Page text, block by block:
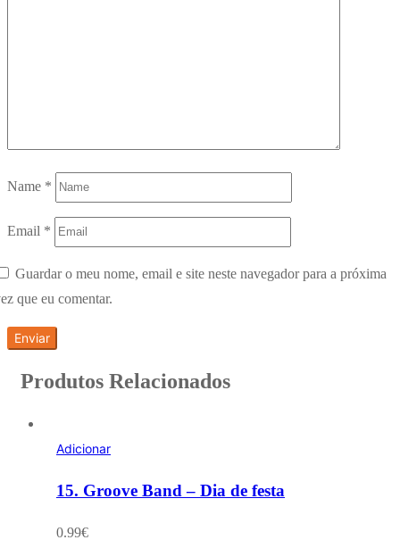
Name *
Email *
Guardar o meu nome, email e site neste navegador para a próxima
que eu comentar.
Produtos Relacionados
Adicionar
15. Groove Band – Dia de festa
0.99€